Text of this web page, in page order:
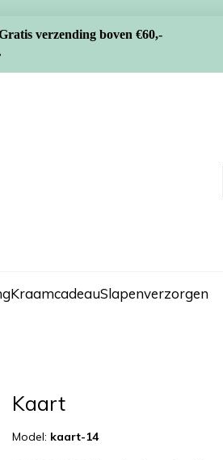
verzending boven €60,-
KraamcadeauSlapenverzorgen
Kaart
Model: kaart-14